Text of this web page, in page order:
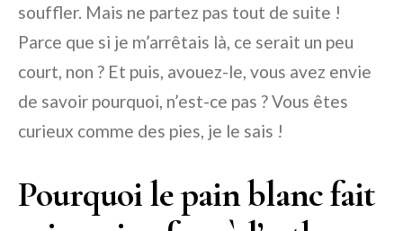
souffler. Mais ne partez pas tout de suite !
Parce que si je m’arrêtais là, ce serait un peu
court, non ? Et puis, avouez-le, vous avez envie
de savoir pourquoi, n’est-ce pas ? Vous êtes
curieux comme des pies, je le sais !
Pourquoi le pain blanc fait